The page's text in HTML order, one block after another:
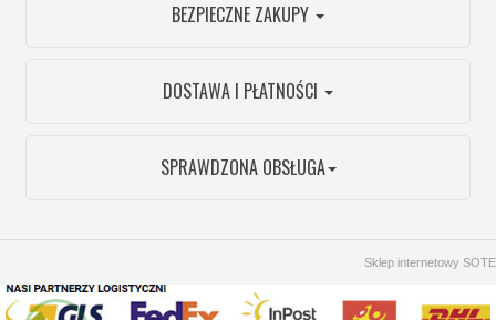
BEZPIECZNE ZAKUPY
DOSTAWA I PŁATNOŚCI
SPRAWDZONA OBSŁUGA
Sklep internetowy SOTE